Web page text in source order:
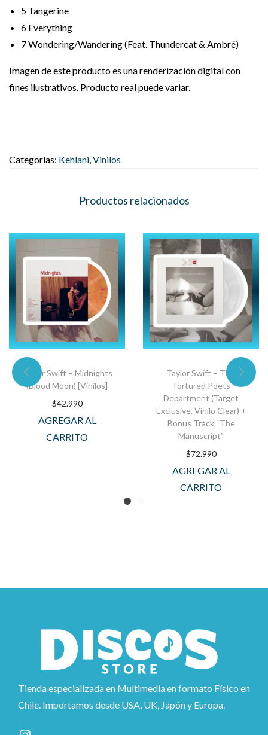
5 Tangerine
6 Everything
7Wondering/Wandering (Feat. Thundercat & Ambré)
Imagen de este producto es una renderización digital con
fines ilustrativos. Producto real puede variar.
Categorías: Kehlani,Vinilos
Productos relacionados
Taylor Swift – Midnights
(Blood Moon) [Vinilos]
$42.990
AGREGAR AL
CARRITO
Taylor Swift – The
Tortured Poets
Department (Target
Exclusive, Vinilo Clear) +
Bonus Track “The
Manuscript”
$72.990
AGREGAR AL
CARRITO
Tienda especializada en Multimedia en formato Físico en
Chile. Importamos desde USA, UK, Japón y Europa.